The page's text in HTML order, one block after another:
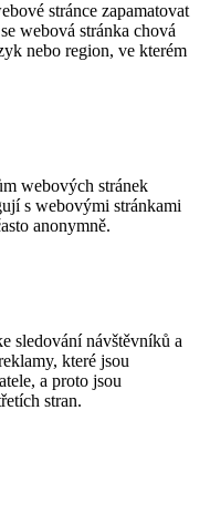
stránce zapamatovat
webová stránka chová
nebo region, ve kterém
webových stránek
s webovými stránkami
anonymně.
sledování návštěvníků a
které jsou
a proto jsou
stran.